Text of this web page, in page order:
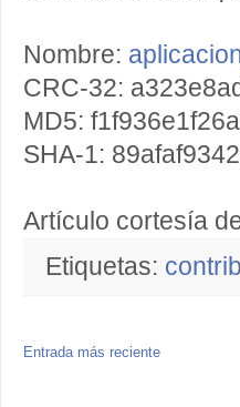
Nombre:
CRC-32:
MD5:
SHA-1:
Artículo cortesía
Etiquetas:
Entrada más reciente